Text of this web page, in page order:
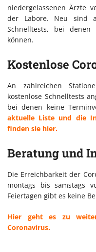
niedergelassenen Ärzte
der Labore. Neu sind
Schnelltests, bei
können.
Kostenlose
An zahlreichen
kostenlose Schnelltests
bei denen keine
aktuelle Liste und die
finden sie hier.
Beratung und
Die Erreichbarkeit der
montags bis samstags
Feiertagen gibt es keine
Hier geht es zu
Coronavirus.